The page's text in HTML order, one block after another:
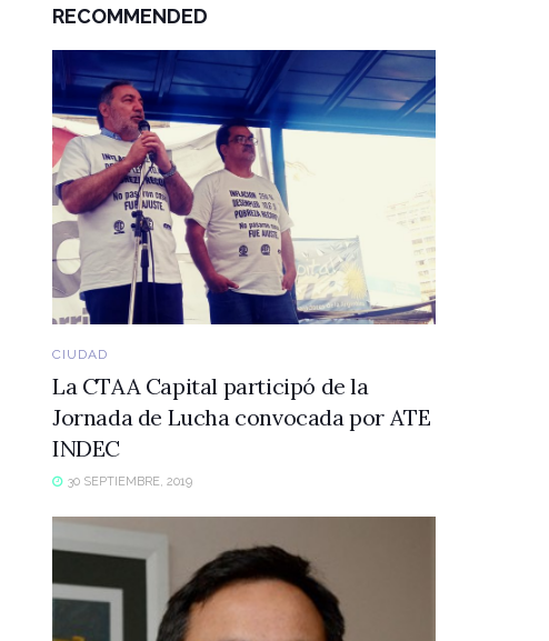
RECOMMENDED
CIUDAD
La CTAA Capital participó de la
Jornada de Lucha convocada por ATE
INDEC
30 SEPTIEMBRE, 2019